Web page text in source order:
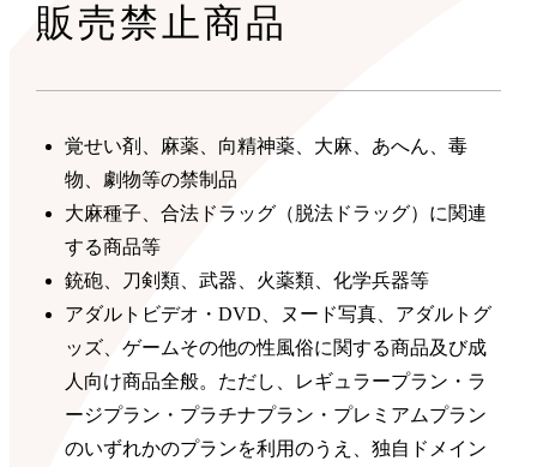
販売禁止商品
覚せい剤、麻薬、向精神薬、大麻、あへん、毒
物、劇物等の禁制品
大麻種子、合法ドラッグ（脱法ドラッグ）に関連
する商品等
銃砲、刀剣類、武器、火薬類、化学兵器等
アダルトビデオ・DVD、ヌード写真、アダルトグ
ッズ、ゲームその他の性風俗に関する商品及び成
人向け商品全般。ただし、レギュラープラン・ラ
ージプラン・プラチナプラン・プレミアムプラン
のいずれかのプランを利用のうえ、独自ドメイン